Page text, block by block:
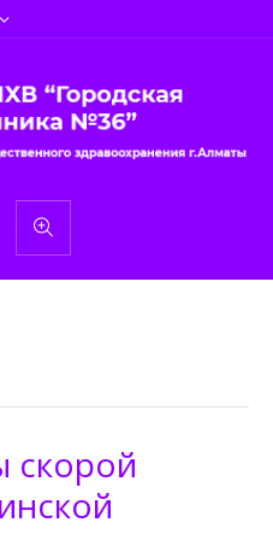
скорой